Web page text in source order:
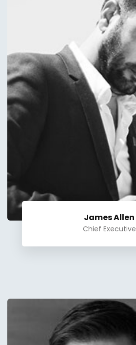
James Allen
Chief Executive